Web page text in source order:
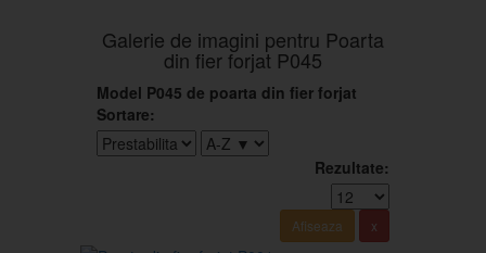
Galerie de imagini pentru Poarta
din fier forjat P045
Model P045 de poarta din fier forjat
Sortare:
Rezultate: